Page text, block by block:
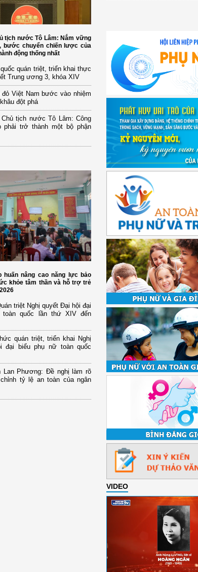
tịch nước Tô Lâm: Nắm vững
bước chuyển chiến lược của
động thống nhất
quán triệt, triển khai thực
Trung ương 3, khóa XIV
đỏ Việt Nam bước vào nhiệm
đột phá
tịch nước Tô Lâm: Công
phải trở thành một bộ phận
huấn nâng cao năng lực bảo
khỏe tâm thần và hỗ trợ trẻ
triệt Nghị quyết Đại hội đại
toàn quốc lần thứ XIV đến
quán triệt, triển khai Nghị
đại biểu phụ nữ toàn quốc
Lan Phương: Đề nghị làm rõ
tỷ lệ an toàn của ngân
VIDEO